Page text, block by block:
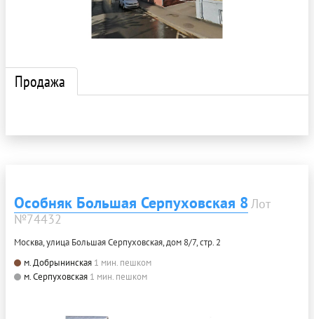
Продажа
Особняк Большая Серпуховская 8Лот
№74432
Москва, улица Большая Серпуховская, дом 8/7, стр. 2
м. Добрынинская 1 мин. пешком
м. Серпуховская 1 мин. пешком